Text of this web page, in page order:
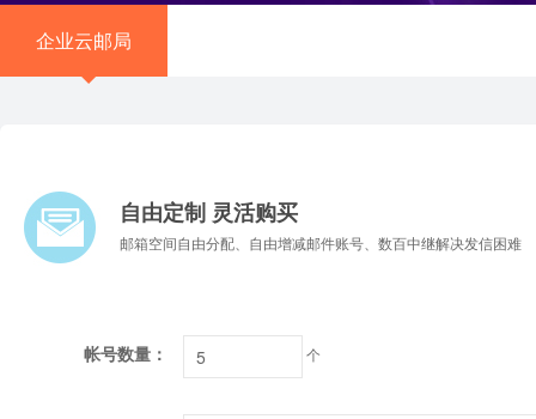
企业云邮局
自由定制 灵活购买
邮箱空间自由分配、自由增减邮件账号、数百中继解决发信困难
帐号数量： 个